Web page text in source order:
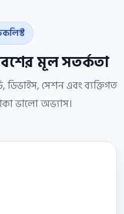
মূল সতর্কতা
সেশন এবং ব্যক্তিগত
ভালো অভ্যাস।